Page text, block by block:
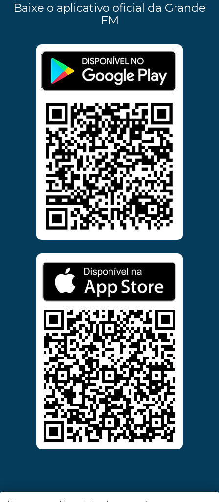
Baixe o aplicativo oficial da Grande
FM